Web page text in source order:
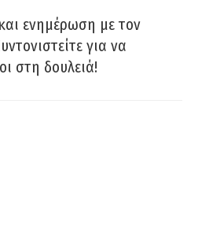
ενημέρωση με τον
για να
στη δουλειά!